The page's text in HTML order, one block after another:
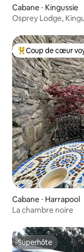
Cabane ⋅ Kingussie
Osprey Lodge,
Coups de cœur
Coup de cœur
Cabane ⋅ Harrapool
La chambre noire
Superhôte
Superhôte